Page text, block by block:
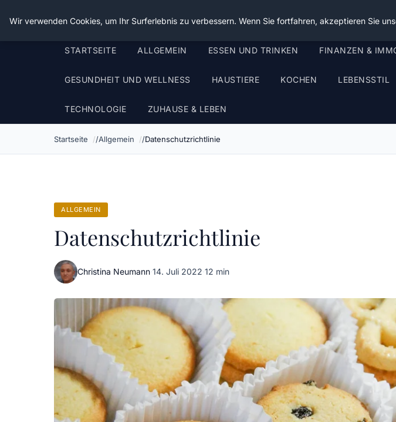
Die Schnitter
STARTSEITE ALLGEMEIN ESSEN UND TRINKEN FINANZEN &
GESUNDHEIT UND WELLNESS HAUSTIERE KOCHEN LEBENSSTIL
TECHNOLOGIE ZUHAUSE & LEBEN
Startseite Allgemein Datenschutzrichtlinie
ALLGEMEIN
Datenschutzrichtlinie
Christina Neumann·14. Juli 2022·12 min
Wir verwenden Cookies, um Ihr Surferlebnis zu verbessern. Wenn Sie fortfahren, akzeptieren Sie